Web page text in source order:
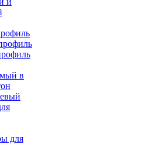
в
для